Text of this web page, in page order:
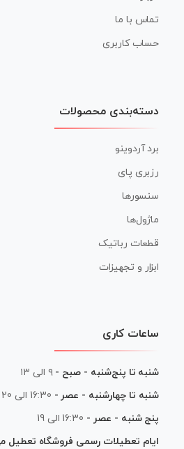
تماس با ما
حساب کاربری
دسته‌بندی محصولات
برد آردوینو
رزبری پای
سنسورها
ماژول‌ها
قطعات رباتیک
ابزار و تجهیزات
ساعات کاری
شنبه تا پنج‌شنبه - صبح - ۹ الی ۱۳
شنبه تا چهارشنبه - عصر - 16:30 الی 20
پنج شنبه - عصر - 16:30 الی 19
ایام تعطیلات رسمی فروشگاه تعطیل